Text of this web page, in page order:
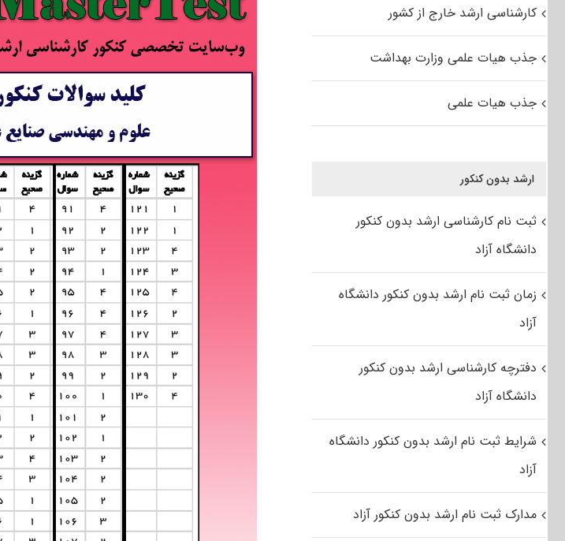
کارشناسی ارشد خارج از کشور
جذب هیات علمی وزارت بهداشت
جذب هیات علمی
ارشد بدون کنکور
ثبت نام کارشناسی ارشد بدون کنکور
دانشگاه آزاد
زمان ثبت نام ارشد بدون کنکور دانشگاه
آزاد
دفترچه کارشناسی ارشد بدون کنکور
دانشگاه آزاد
شرایط ثبت نام ارشد بدون کنکور دانشگاه
آزاد
مدارک ثبت نام ارشد بدون کنکور آزاد